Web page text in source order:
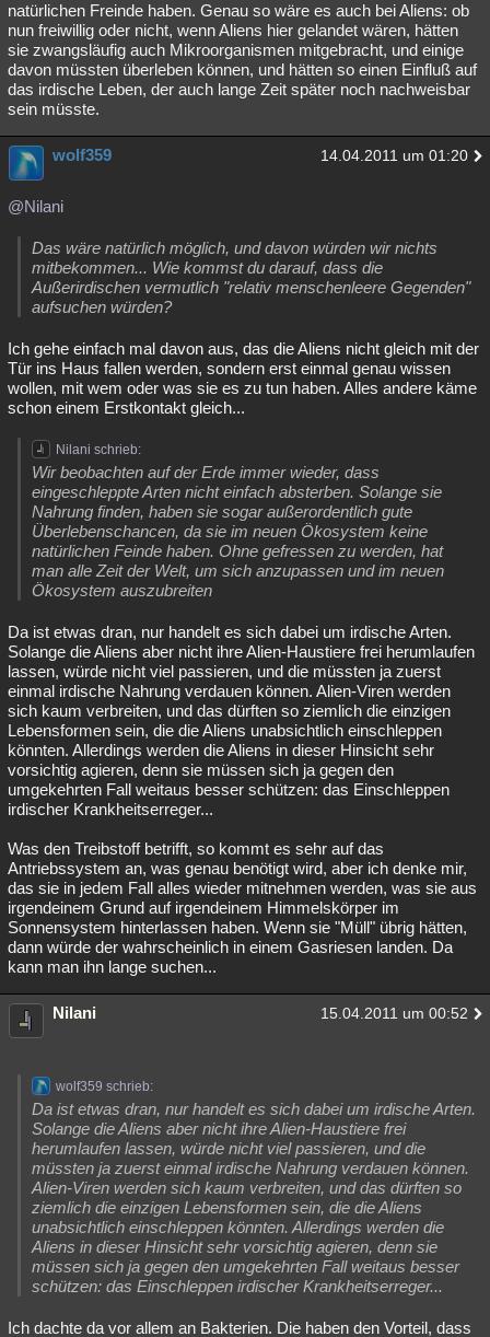
natürlichen Freinde haben. Genau so wäre es auch bei Aliens: ob
nun freiwillig oder nicht, wenn Aliens hier gelandet wären, hätten
sie zwangsläufig auch Mikroorganismen mitgebracht, und einige
davon müssten überleben können, und hätten so einen Einfluß auf
das irdische Leben, der auch lange Zeit später noch nachweisbar
sein müsste.
wolf359 14.04.2011 um 01:20
@Nilani
Das wäre natürlich möglich, und davon würden wir nichts
mitbekommen... Wie kommst du darauf, dass die
Außerirdischen vermutlich "relativ menschenleere Gegenden"
aufsuchen würden?
Ich gehe einfach mal davon aus, das die Aliens nicht gleich mit der
Tür ins Haus fallen werden, sondern erst einmal genau wissen
wollen, mit wem oder was sie es zu tun haben. Alles andere käme
schon einem Erstkontakt gleich...
Nilani schrieb:
Wir beobachten auf der Erde immer wieder, dass
eingeschleppte Arten nicht einfach absterben. Solange sie
Nahrung finden, haben sie sogar außerordentlich gute
Überlebenschancen, da sie im neuen Ökosystem keine
natürlichen Feinde haben. Ohne gefressen zu werden, hat
man alle Zeit der Welt, um sich anzupassen und im neuen
Ökosystem auszubreiten
Da ist etwas dran, nur handelt es sich dabei um irdische Arten.
Solange die Aliens aber nicht ihre Alien-Haustiere frei herumlaufen
lassen, würde nicht viel passieren, und die müssten ja zuerst
einmal irdische Nahrung verdauen können. Alien-Viren werden
sich kaum verbreiten, und das dürften so ziemlich die einzigen
Lebensformen sein, die die Aliens unabsichtlich einschleppen
könnten. Allerdings werden die Aliens in dieser Hinsicht sehr
vorsichtig agieren, denn sie müssen sich ja gegen den
umgekehrten Fall weitaus besser schützen: das Einschleppen
irdischer Krankheitserreger...
Was den Treibstoff betrifft, so kommt es sehr auf das
Antriebssystem an, was genau benötigt wird, aber ich denke mir,
das sie in jedem Fall alles wieder mitnehmen werden, was sie aus
irgendeinem Grund auf irgendeinem Himmelskörper im
Sonnensystem hinterlassen haben. Wenn sie "Müll" übrig hätten,
dann würde der wahrscheinlich in einem Gasriesen landen. Da
kann man ihn lange suchen...
Nilani 15.04.2011 um 00:52
wolf359 schrieb:
Da ist etwas dran, nur handelt es sich dabei um irdische Arten.
Solange die Aliens aber nicht ihre Alien-Haustiere frei
herumlaufen lassen, würde nicht viel passieren, und die
müssten ja zuerst einmal irdische Nahrung verdauen können.
Alien-Viren werden sich kaum verbreiten, und das dürften so
ziemlich die einzigen Lebensformen sein, die die Aliens
unabsichtlich einschleppen könnten. Allerdings werden die
Aliens in dieser Hinsicht sehr vorsichtig agieren, denn sie
müssen sich ja gegen den umgekehrten Fall weitaus besser
schützen: das Einschleppen irdischer Krankheitserreger...
Ich dachte da vor allem an Bakterien. Die haben den Vorteil, dass